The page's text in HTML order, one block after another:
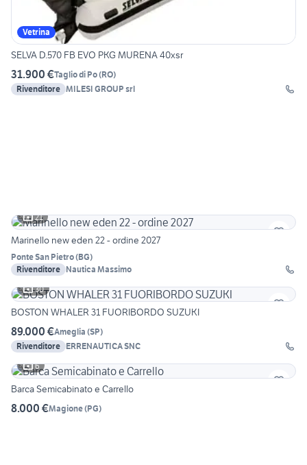
Vetrina
SELVA D.570 FB EVO PKG MURENA 40xsr
31.900 €Taglio di Po(RO)
Rivenditore MILESI GROUP srl
21
Marinello new eden 22 - ordine 2027
Ponte San Pietro(BG)
Rivenditore Nautica Massimo
30
BOSTON WHALER 31 FUORIBORDO SUZUKI
89.000 €Ameglia (SP)
Rivenditore ERRENAUTICA SNC
6
Barca Semicabinato e Carrello
8.000 €Magione(PG)